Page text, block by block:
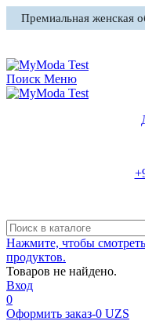
Премиальная женская
Поиск Меню
Нажмите, чтобы
продуктов.
Товаров не найдено.
Вход
0
Оформить заказ-0 UZS